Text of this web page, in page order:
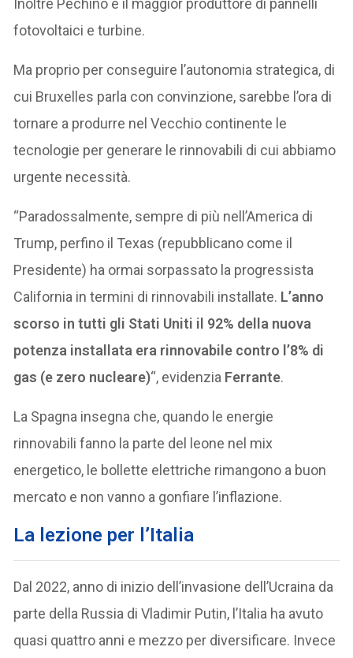
Inoltre Pechino è il maggior produttore di pannelli
fotovoltaici e turbine.
Ma proprio per conseguire l’autonomia strategica, di
cui Bruxelles parla con convinzione, sarebbe l’ora di
tornare a produrre nel Vecchio continente le
tecnologie per generare le rinnovabili di cui abbiamo
urgente necessità.
“Paradossalmente, sempre di più nell’America di
Trump, perfino il Texas (repubblicano come il
Presidente) ha ormai sorpassato la progressista
California in termini di rinnovabili installate. L’anno
scorso in tutti gli Stati Uniti il 92% della nuova
potenza installata era rinnovabile contro l’8% di
gas (e zero nucleare)“, evidenzia Ferrante.
La Spagna insegna che, quando le energie
rinnovabili fanno la parte del leone nel mix
energetico, le bollette elettriche rimangono a buon
mercato e non vanno a gonfiare l’inflazione.
La lezione per l’Italia
Dal 2022, anno di inizio dell’invasione dell’Ucraina da
parte della Russia di Vladimir Putin, l’Italia ha avuto
quasi quattro anni e mezzo per diversificare. Invece